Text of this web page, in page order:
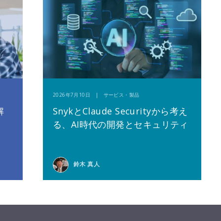
2026年7月10日 | サービス・製品
SnykとClaude Securityから考え
る、AI時代の開発とセキュリティ
鈴木 真人